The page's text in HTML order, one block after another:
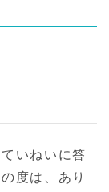
いねいに答
度は、あり